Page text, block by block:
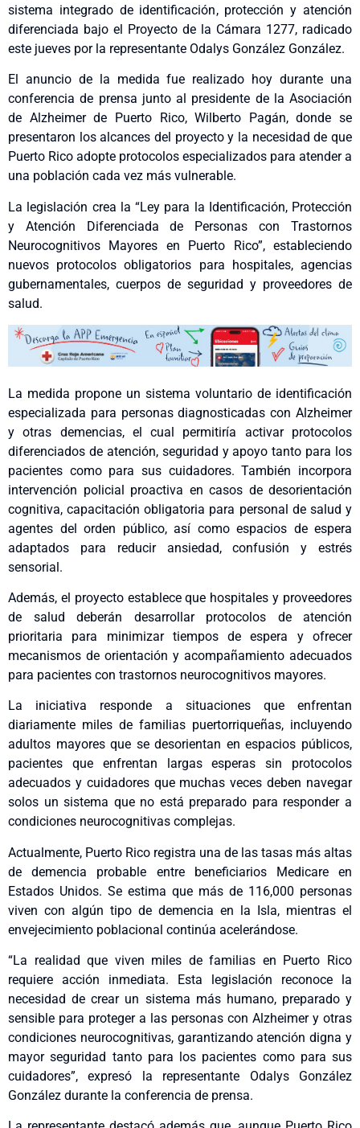
sistema integrado de identificación, protección y atención
diferenciada bajo el Proyecto de la Cámara 1277, radicado
este jueves por la representante Odalys González González.
El anuncio de la medida fue realizado hoy durante una
conferencia de prensa junto al presidente de la Asociación
de Alzheimer de Puerto Rico, Wilberto Pagán, donde se
presentaron los alcances del proyecto y la necesidad de que
Puerto Rico adopte protocolos especializados para atender a
una población cada vez más vulnerable.
La legislación crea la “Ley para la Identificación, Protección
y Atención Diferenciada de Personas con Trastornos
Neurocognitivos Mayores en Puerto Rico”, estableciendo
nuevos protocolos obligatorios para hospitales, agencias
gubernamentales, cuerpos de seguridad y proveedores de
salud.
La medida propone un sistema voluntario de identificación
especializada para personas diagnosticadas con Alzheimer
y otras demencias, el cual permitiría activar protocolos
diferenciados de atención, seguridad y apoyo tanto para los
pacientes como para sus cuidadores. También incorpora
intervención policial proactiva en casos de desorientación
cognitiva, capacitación obligatoria para personal de salud y
agentes del orden público, así como espacios de espera
adaptados para reducir ansiedad, confusión y estrés
sensorial.
Además, el proyecto establece que hospitales y proveedores
de salud deberán desarrollar protocolos de atención
prioritaria para minimizar tiempos de espera y ofrecer
mecanismos de orientación y acompañamiento adecuados
para pacientes con trastornos neurocognitivos mayores.
La iniciativa responde a situaciones que enfrentan
diariamente miles de familias puertorriqueñas, incluyendo
adultos mayores que se desorientan en espacios públicos,
pacientes que enfrentan largas esperas sin protocolos
adecuados y cuidadores que muchas veces deben navegar
solos un sistema que no está preparado para responder a
condiciones neurocognitivas complejas.
Actualmente, Puerto Rico registra una de las tasas más altas
de demencia probable entre beneficiarios Medicare en
Estados Unidos. Se estima que más de 116,000 personas
viven con algún tipo de demencia en la Isla, mientras el
envejecimiento poblacional continúa acelerándose.
“La realidad que viven miles de familias en Puerto Rico
requiere acción inmediata. Esta legislación reconoce la
necesidad de crear un sistema más humano, preparado y
sensible para proteger a las personas con Alzheimer y otras
condiciones neurocognitivas, garantizando atención digna y
mayor seguridad tanto para los pacientes como para sus
cuidadores”, expresó la representante Odalys González
González durante la conferencia de prensa.